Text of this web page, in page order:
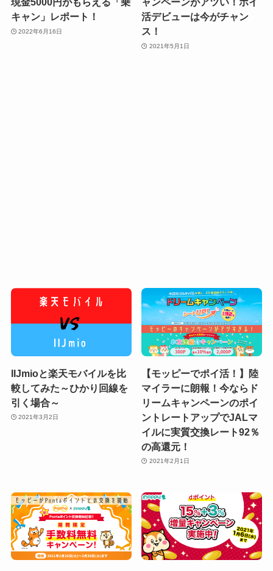
キャン」レポート！
2022年6月16日
活デビューは今がチャン
ス！
2021年5月1日
IIJmioと楽天モバイルを比
較してみた～ひかり回線を
引く場合～
2021年3月2日
【モッピーでポイ活！】陸
マイラーに朗報！今ならド
リームキャンペーンのポイ
ントレートアップでJALマ
イルに実質交換レート92％
の高還元！
2021年2月1日